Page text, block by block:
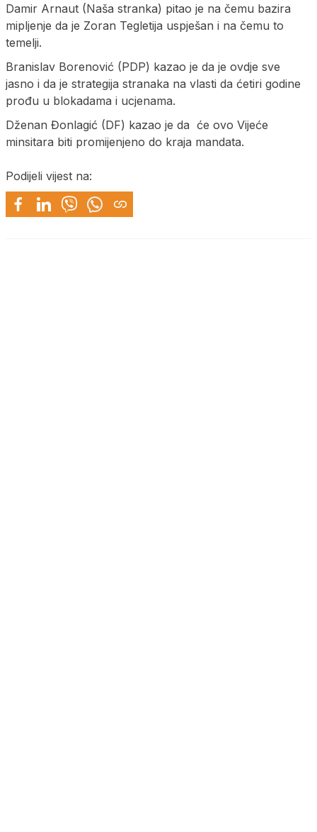
Damir Arnaut (Naša stranka) pitao je na čemu bazira
mipljenje da je Zoran Tegletija uspješan i na čemu to
temelji.
Branislav Borenović (PDP) kazao je da je ovdje sve
jasno i da je strategija stranaka na vlasti da ćetiri godine
prođu u blokadama i ucjenama.
Dženan Đonlagić (DF) kazao je da će ovo Vijeće
minsitara biti promijenjeno do kraja mandata.
Podijeli vijest na: